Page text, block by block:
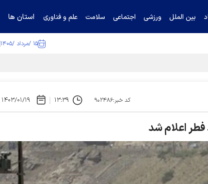
بین الملل ورزشی اجتماعی سلامت علم و فناوری استان ها
۱۵ /مرداد /۱۴۰۵
کد خبر:۹۰۲۴۸۶ ۱۳:۳۹ ۱۴۰۳/۰۱/۱۹
اعلام شد